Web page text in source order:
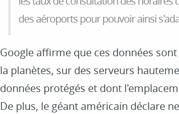
des aéroports pour pouvoir ainsi
Google affirme que ces données
la planètes, sur des serveurs
données protégés et dont
De plus, le géant américain déclare